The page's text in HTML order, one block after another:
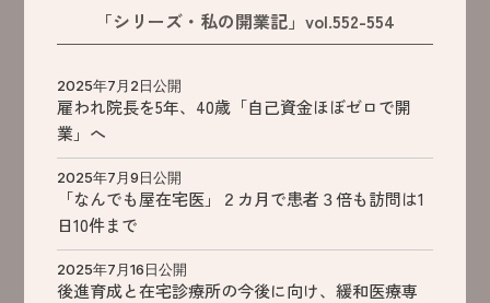
「シリーズ・私の開業記」vol.552-554
2025年7月2日公開
雇われ院長を5年、40歳「自己資金ほぼゼロで開
業」へ
2025年7月9日公開
「なんでも屋在宅医」２カ月で患者３倍も訪問は1
日10件まで
2025年7月16日公開
後進育成と在宅診療所の今後に向け、緩和医療専